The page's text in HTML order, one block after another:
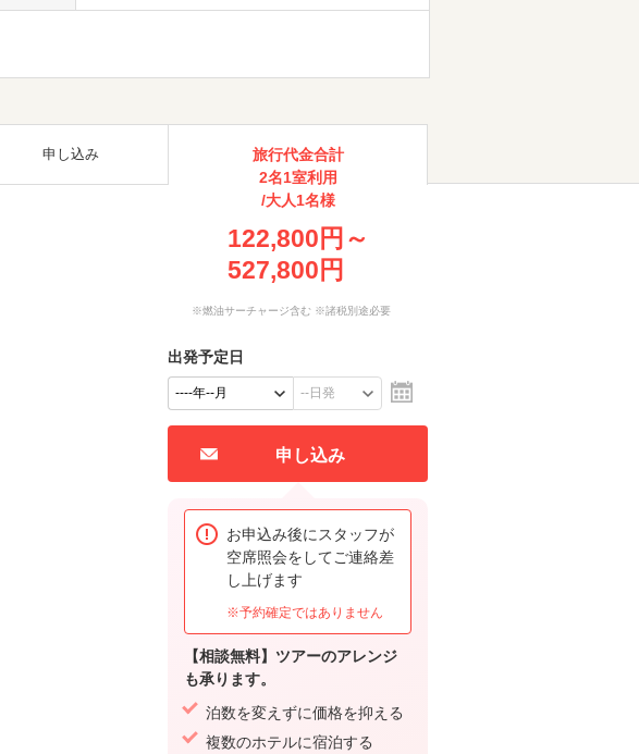
申し込み
旅行代金合計
2名1室利用
/大人1名様
122,800円～
527,800円
※燃油サーチャージ含む ※諸税別途必要
出発予定日
申し込み
お申込み後にスタッフが
空席照会をしてご連絡差
し上げます
※予約確定ではありません
【相談無料】ツアーのアレンジ
も承ります。
泊数を変えずに価格を抑える
複数のホテルに宿泊する